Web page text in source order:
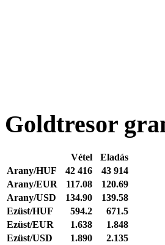
Goldtresor
Vétel
Eladás
Arany/HUF
42 416
43 914
Arany/EUR
117.08
120.69
Arany/USD
134.90
139.58
Ezüst/HUF
594.2
671.5
Ezüst/EUR
1.638
1.848
Ezüst/USD
1.890
2.135